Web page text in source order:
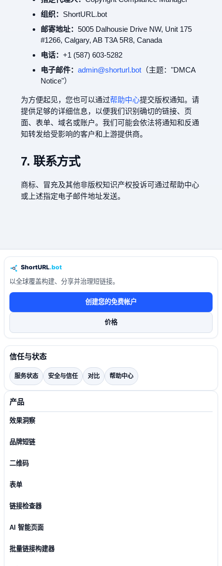
组织： ShortURL.bot
邮寄地址： 5005 Dalhousie Drive NW, Unit 175
#1266, Calgary, AB T3A 5R8, Canada
电话： +1 (587) 603-5282
电子邮件： admin@shorturl.bot（主题："DMCA
Notice"）
为方便起见，您也可以通过帮助中心提交版权通知。请
提供足够的详细信息，以便我们识别确切的链接、页
面、表单、域名或账户。我们可能会依法将通知和反通
知转发给受影响的客户和上游提供商。
7. 联系方式
商标、冒充及其他非版权知识产权投诉可通过帮助中心
或上述指定电子邮件地址发送。
以全球覆盖构建、分享并治理短链接。
创建您的免费帐户
价格
信任与状态
服务状态 安全与信任 对比 帮助中心
产品
效果洞察
品牌短链
二维码
表单
链接检查器
AI 智能页面
批量链接构建器